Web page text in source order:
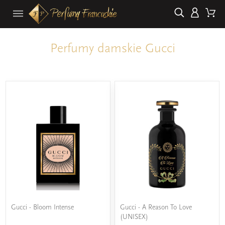
Perfumy damskie Gucci
Gucci - Bloom Intense
Gucci - A Reason To Love
(UNISEX)